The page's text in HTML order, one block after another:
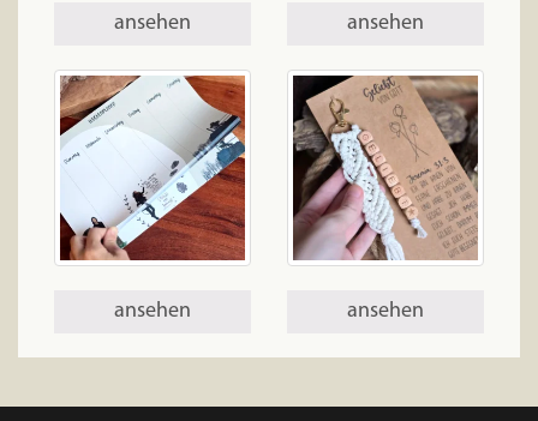
ansehen ansehen
ansehen ansehen